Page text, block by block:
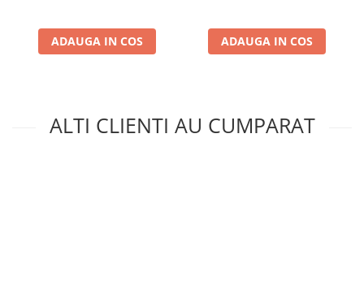
ADAUGA IN COS ADAUGA IN COS
ALTI CLIENTI AU CUMPARAT